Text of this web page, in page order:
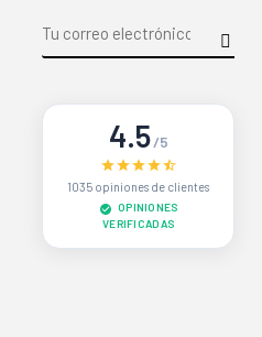
4.5/5
1035 opiniones de clientes
OPINIONES
VERIFICADAS